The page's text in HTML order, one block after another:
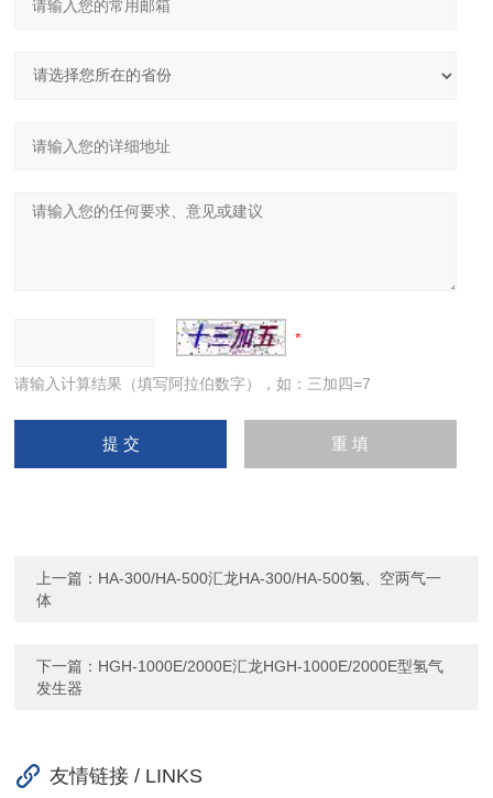
请输入计算结果（填写阿拉伯数字），如：三加四=7
上一篇： HA-300/HA-500汇龙HA-300/HA-500氢、空两气一
体
下一篇： HGH-1000E/2000E汇龙HGH-1000E/2000E型氢气
发生器
友情链接 / LINKS